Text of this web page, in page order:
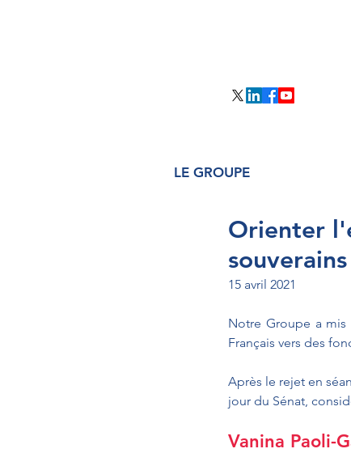
LE GROUPE
Orienter
15 avril 2021
Notre Groupe a
Français vers des
Après le rejet en
jour du Sénat,
Vanina Paoli-